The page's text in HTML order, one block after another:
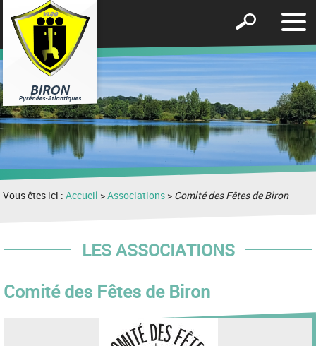
le
Afficher
formulaire
recherche
Vous êtes ici :Accueil >Associations > Comité des Fêtes de Biron
LES ASSOCIATIONS
Comité des Fêtes de Biron